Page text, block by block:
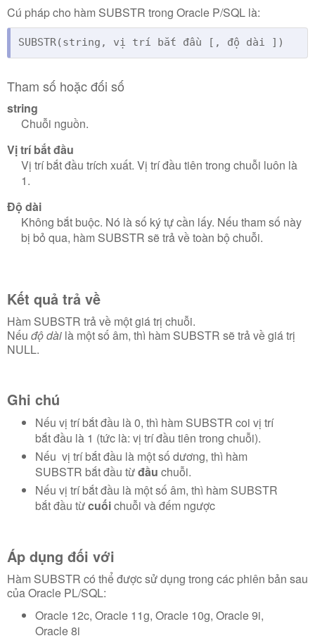
Cú pháp cho hàm SUBSTR trong Oracle P/SQL là:
SUBSTR(string, vị trí bắt đầu [, độ dài ])
Tham số hoặc đối số
string
Chuỗi nguồn.
Vị trí bắt đầu
Vị trí bắt đầu trích xuất. Vị trí đầu tiên trong chuỗi luôn là
1.
Độ dài
Không bắt buộc. Nó là số ký tự cần lấy. Nếu tham số này
bị bỏ qua, hàm SUBSTR sẽ trả về toàn bộ chuỗi.
Kết quả trả về
Hàm SUBSTR trả về một giá trị chuỗi.
Nếu độ dài là một số âm, thì hàm SUBSTR sẽ trả về giá trị
NULL.
Ghi chú
Nếu vị trí bắt đầu là 0, thì hàm SUBSTR coi vị trí
bắt đầu là 1 (tức là: vị trí đầu tiên trong chuỗi).
Nếu vị trí bắt đầu là một số dương, thì hàm
SUBSTR bắt đầu từđầu chuỗi.
Nếu vị trí bắt đầu là một số âm, thì hàm SUBSTR
bắt đầu từcuốichuỗi và đếm ngược
Áp dụng đối với
Hàm SUBSTR có thể được sử dụng trong các phiên bản sau
của Oracle PL/SQL:
Oracle 12c, Oracle 11g, Oracle 10g, Oracle 9i,
Oracle 8i